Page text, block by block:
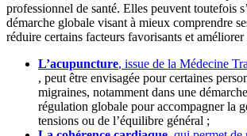
professionnel de santé. Elles peuvent toutefois
démarche globale visant à mieux comprendre
réduire certains facteurs favorisants et
L’acupuncture, issue de la Médecine
, peut être envisagée pour certaines
migraines, notamment dans une
régulation globale pour accompagner la
tensions ou de l’équilibre général ;